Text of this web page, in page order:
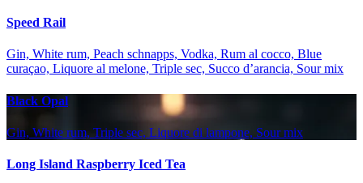
Speed Rail
Gin, White rum, Peach schnapps, Vodka, Rum al cocco, Blue
curaçao, Liquore al melone, Triple sec, Succo d’arancia, Sour mix
Black Opal
Gin, White rum, Triple sec, Liquore di lampone, Sour mix
Long Island Raspberry Iced Tea